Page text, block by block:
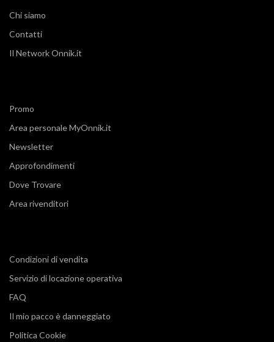
Chi siamo
Contatti
Il Network Onnik.it
Promo
Area personale MyOnnik.it
Newsletter
Approfondimenti
Dove Trovare
Area rivenditori
Condizioni di vendita
Servizio di locazione operativa
FAQ
Il mio pacco è danneggiato
Politica Cookie